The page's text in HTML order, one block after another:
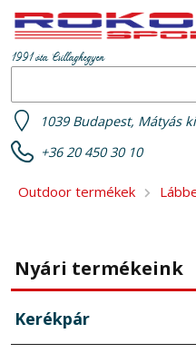
1991 óta Csillaghegyen
1039 Budapest, Mátyás
+36 20 450 30 10
Outdoor termékek
Nyári termékeink
Kerékpár